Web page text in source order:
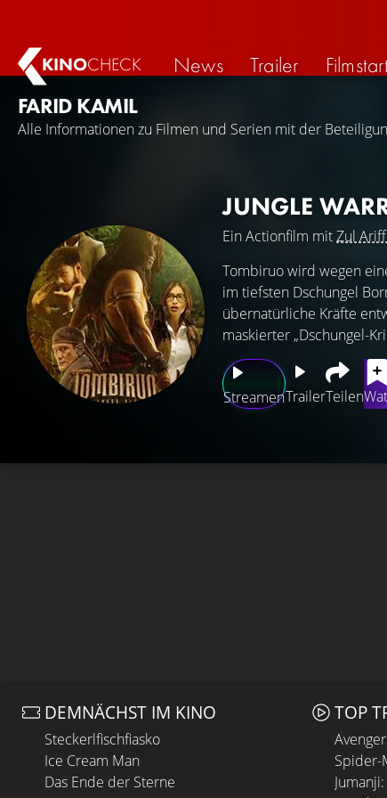
KINOCHECK News Trailer
FARID KAMIL
Alle Informationen zu Filmen und Serien mit der
JUNGLE
Ein Actionfilm mitZul
StreamenTrailerTeilen
Tombiruo wird wegen
im tiefsten Dschungel
übernatürliche Kräfte
maskierter „Dschungel-
DEMNÄCHST IM KINO
Steckerlfischfiasko
Ice Cream Man
Das Ende der Sterne
TOP
Spider-